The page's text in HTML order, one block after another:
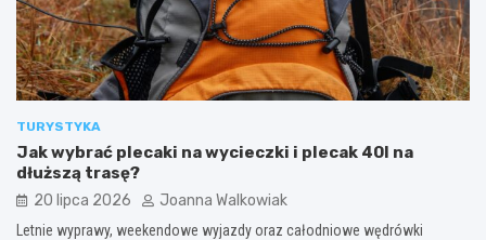
TURYSTYKA
Jak wybrać plecaki na wycieczki i plecak 40l na
dłuższą trasę?
20 lipca 2026 Joanna Walkowiak
Letnie wyprawy, weekendowe wyjazdy oraz całodniowe wędrówki